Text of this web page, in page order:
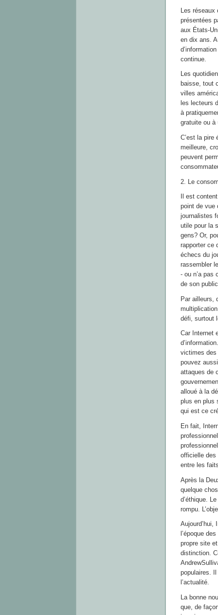
Les réseaux
présentées
aux États-
en dix ans.
continue.
Les
baisse, tout
villes
les lecteurs
à
gratuite ou à
C’est la pire
meilleure,
peuvent
2. Le
Il est
point de vue
journalistes
utile pour la
gens? Or,
rapporter ce
échecs du
rassembler
- ou n’a pas
de son
Par ailleurs,
défi, surtout
Car Internet
victimes des
pouvez
attaques de
alloué à la
plus en plus
qui est ce
En fait,
officielle des
entre les
Après la
quelque
d’éthique.
rompu.
Aujourd’hui,
l’époque
propre site
distinction.
populaires.
l’actualité.
La bonne
que, de